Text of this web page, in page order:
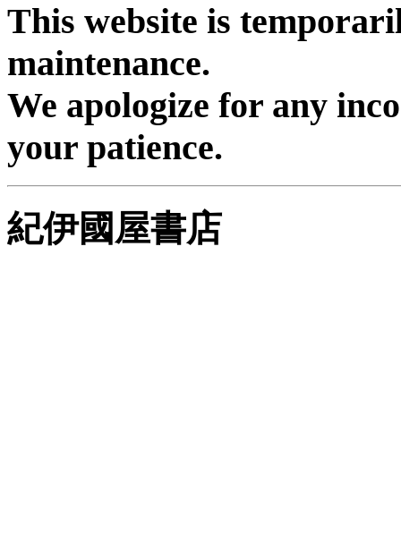
This website is
maintenance.
We apologize for any
your patience.
紀伊國屋書店